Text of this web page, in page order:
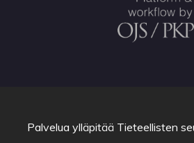
Palvelua ylläpitää Tieteellisten